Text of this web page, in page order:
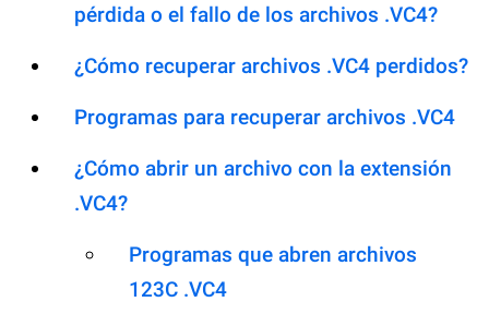
pérdida o el fallo de los archivos .VC4?
¿Cómo recuperar archivos .VC4 perdidos?
Programas para recuperar archivos .VC4
¿Cómo abrir un archivo con la extensión
.VC4?
Programas que abren archivos
123C .VC4